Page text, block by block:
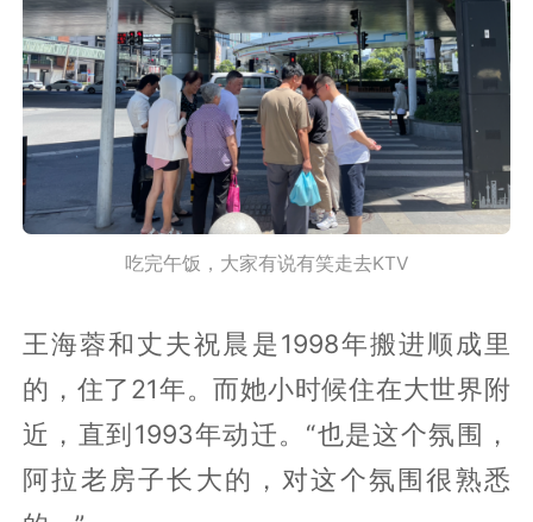
吃完午饭，大家有说有笑走去KTV
王海蓉和丈夫祝晨是1998年搬进顺成里
的，住了21年。而她小时候住在大世界附
近，直到1993年动迁。“也是这个氛围，
阿拉老房子长大的，对这个氛围很熟悉